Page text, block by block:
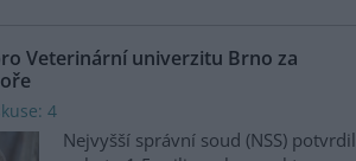
Veterinární univerzitu Brno za
4
Nejvyšší správní soud (NSS) potvrdil